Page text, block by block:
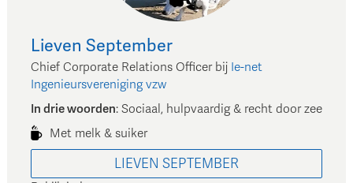
Lieven September
Chief Corporate Relations Officer bij Ie-net
Ingenieursvereniging vzw
In drie woorden: Sociaal, hulpvaardig & recht door zee
Met melk & suiker
LIEVEN SEPTEMBER